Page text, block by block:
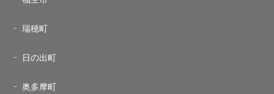
瑞穂町
日の出町
奥多摩町